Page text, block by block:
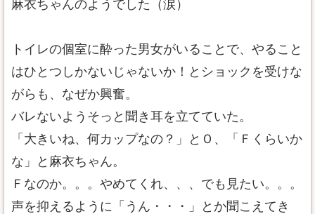
麻衣ちゃんのようでした（涙）
トイレの個室に酔った男女がいることで、やること
はひとつしかないじゃないか！とショックを受けな
がらも、なぜか興奮。
バレないようそっと聞き耳を立てていた。
「大きいね、何カップなの？」とＯ、「Ｆくらいか
な」と麻衣ちゃん。
Ｆなのか。。。やめてくれ、、、でも見たい。。。
声を抑えるように「うん・・・」とか聞こえてき